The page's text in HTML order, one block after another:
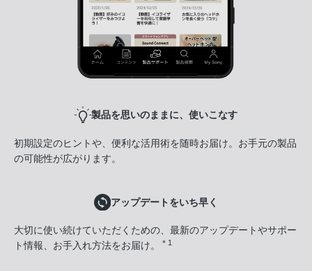
製品を思いのままに、使いこなす
初期設定のヒントや、便利な活用術を随時お届け。お手元の製品
の可能性が広がります。
アップデートをいち早く
大切に使い続けていただくための、最新のアップデートやサポー
ト情報、お手入れ方法をお届け。
＊1